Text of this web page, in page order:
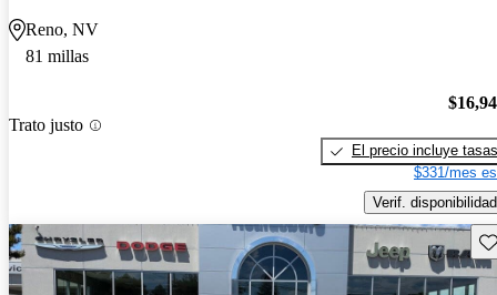
Reno, NV
81 millas
Trato justo
El precio incluye tasas
$331/mes
Verif. disponibilidad